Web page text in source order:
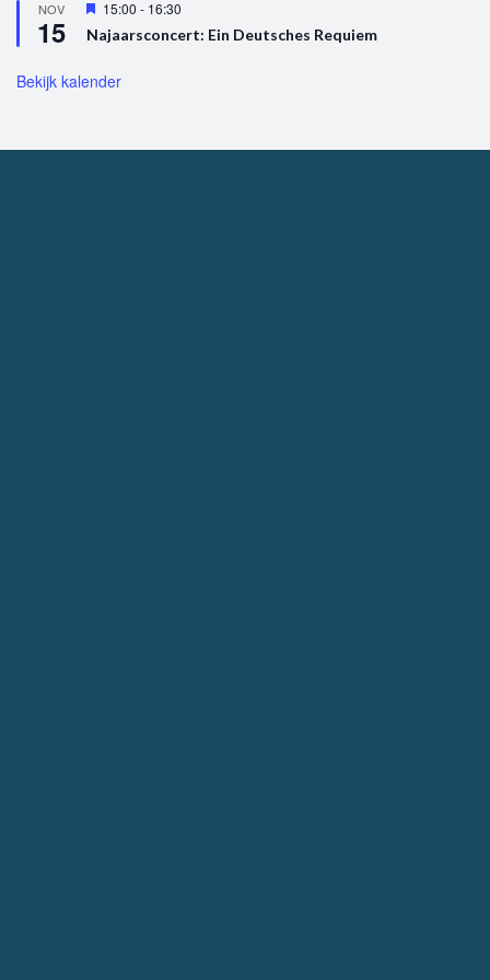
NOV
15
U
t
e
h
15:00 - 16:30
Najaarsconcert: Ein Deutsches Requiem
Bekijk kalender